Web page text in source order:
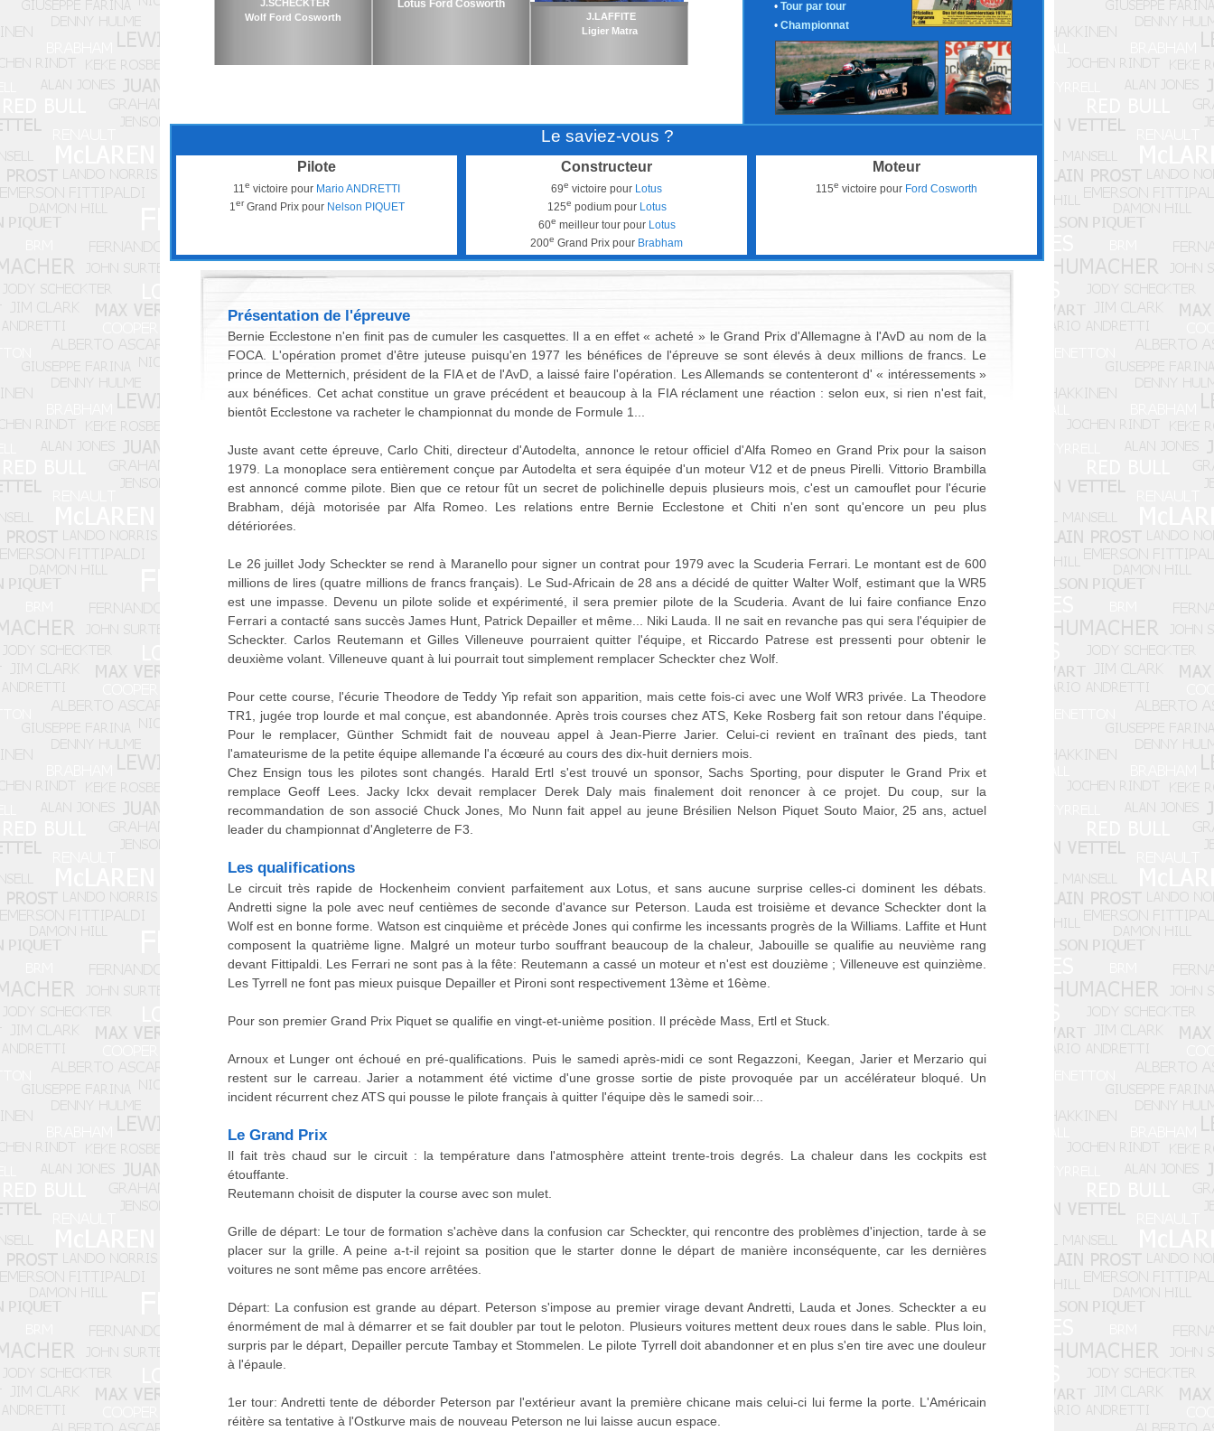
J.SCHECKTER
Wolf Ford Cosworth
Lotus Ford Cosworth
J.LAFFITE
Ligier Matra
• Tour par tour
• Championnat
Le saviez-vous ?
Pilote
11e victoire pour Mario ANDRETTI
1erGrand Prix pour Nelson PIQUET
Constructeur
69e victoire pour Lotus
125e podium pour Lotus
60e meilleur tour pour Lotus
200e Grand Prix pour Brabham
Moteur
115e victoire pour Ford Cosworth
Présentation de l'épreuve
Bernie Ecclestone n'en finit pas de cumuler les casquettes. Il a en effet « acheté » le Grand Prix d'Allemagne à l'AvD au nom de la
FOCA. L'opération promet d'être juteuse puisqu'en 1977 les bénéfices de l'épreuve se sont élevés à deux millions de francs. Le
prince de Metternich, président de la FIA et de l'AvD, a laissé faire l'opération. Les Allemands se contenteront d' « intéressements »
aux bénéfices. Cet achat constitue un grave précédent et beaucoup à la FIA réclament une réaction : selon eux, si rien n'est fait,
bientôt Ecclestone va racheter le championnat du monde de Formule 1...
Juste avant cette épreuve, Carlo Chiti, directeur d'Autodelta, annonce le retour officiel d'Alfa Romeo en Grand Prix pour la saison
1979. La monoplace sera entièrement conçue par Autodelta et sera équipée d'un moteur V12 et de pneus Pirelli. Vittorio Brambilla
est annoncé comme pilote. Bien que ce retour fût un secret de polichinelle depuis plusieurs mois, c'est un camouflet pour l'écurie
Brabham, déjà motorisée par Alfa Romeo. Les relations entre Bernie Ecclestone et Chiti n'en sont qu'encore un peu plus
détériorées.
Le 26 juillet Jody Scheckter se rend à Maranello pour signer un contrat pour 1979 avec la Scuderia Ferrari. Le montant est de 600
millions de lires (quatre millions de francs français). Le Sud-Africain de 28 ans a décidé de quitter Walter Wolf, estimant que la WR5
est une impasse. Devenu un pilote solide et expérimenté, il sera premier pilote de la Scuderia. Avant de lui faire confiance Enzo
Ferrari a contacté sans succès James Hunt, Patrick Depailler et même... Niki Lauda. Il ne sait en revanche pas qui sera l'équipier de
Scheckter. Carlos Reutemann et Gilles Villeneuve pourraient quitter l'équipe, et Riccardo Patrese est pressenti pour obtenir le
deuxième volant. Villeneuve quant à lui pourrait tout simplement remplacer Scheckter chez Wolf.
Pour cette course, l'écurie Theodore de Teddy Yip refait son apparition, mais cette fois-ci avec une Wolf WR3 privée. La Theodore
TR1, jugée trop lourde et mal conçue, est abandonnée. Après trois courses chez ATS, Keke Rosberg fait son retour dans l'équipe.
Pour le remplacer, Günther Schmidt fait de nouveau appel à Jean-Pierre Jarier. Celui-ci revient en traînant des pieds, tant
l'amateurisme de la petite équipe allemande l'a écœuré au cours des dix-huit derniers mois.
Chez Ensign tous les pilotes sont changés. Harald Ertl s'est trouvé un sponsor, Sachs Sporting, pour disputer le Grand Prix et
remplace Geoff Lees. Jacky Ickx devait remplacer Derek Daly mais finalement doit renoncer à ce projet. Du coup, sur la
recommandation de son associé Chuck Jones, Mo Nunn fait appel au jeune Brésilien Nelson Piquet Souto Maior, 25 ans, actuel
leader du championnat d'Angleterre de F3.
Les qualifications
Le circuit très rapide de Hockenheim convient parfaitement aux Lotus, et sans aucune surprise celles-ci dominent les débats.
Andretti signe la pole avec neuf centièmes de seconde d'avance sur Peterson. Lauda est troisième et devance Scheckter dont la
Wolf est en bonne forme. Watson est cinquième et précède Jones qui confirme les incessants progrès de la Williams. Laffite et Hunt
composent la quatrième ligne. Malgré un moteur turbo souffrant beaucoup de la chaleur, Jabouille se qualifie au neuvième rang
devant Fittipaldi. Les Ferrari ne sont pas à la fête: Reutemann a cassé un moteur et n'est est douzième ; Villeneuve est quinzième.
Les Tyrrell ne font pas mieux puisque Depailler et Pironi sont respectivement 13ème et 16ème.
Pour son premier Grand Prix Piquet se qualifie en vingt-et-unième position. Il précède Mass, Ertl et Stuck.
Arnoux et Lunger ont échoué en pré-qualifications. Puis le samedi après-midi ce sont Regazzoni, Keegan, Jarier et Merzario qui
restent sur le carreau. Jarier a notamment été victime d'une grosse sortie de piste provoquée par un accélérateur bloqué. Un
incident récurrent chez ATS qui pousse le pilote français à quitter l'équipe dès le samedi soir...
Le Grand Prix
Il fait très chaud sur le circuit : la température dans l'atmosphère atteint trente-trois degrés. La chaleur dans les cockpits est
étouffante.
Reutemann choisit de disputer la course avec son mulet.
Grille de départ: Le tour de formation s'achève dans la confusion car Scheckter, qui rencontre des problèmes d'injection, tarde à se
placer sur la grille. A peine a-t-il rejoint sa position que le starter donne le départ de manière inconséquente, car les dernières
voitures ne sont même pas encore arrêtées.
Départ: La confusion est grande au départ. Peterson s'impose au premier virage devant Andretti, Lauda et Jones. Scheckter a eu
énormément de mal à démarrer et se fait doubler par tout le peloton. Plusieurs voitures mettent deux roues dans le sable. Plus loin,
surpris par le départ, Depailler percute Tambay et Stommelen. Le pilote Tyrrell doit abandonner et en plus s'en tire avec une douleur
à l'épaule.
1er tour: Andretti tente de déborder Peterson par l'extérieur avant la première chicane mais celui-ci lui ferme la porte. L'Américain
réitère sa tentative à l'Ostkurve mais de nouveau Peterson ne lui laisse aucun espace.